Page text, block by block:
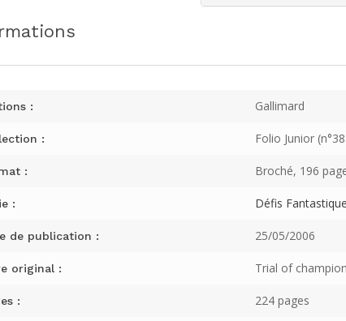
: Gallimard
: Folio Junior
: Broché, 196
: Défis
de publication : 25/05/2006
original : Trial of
: 224 pages